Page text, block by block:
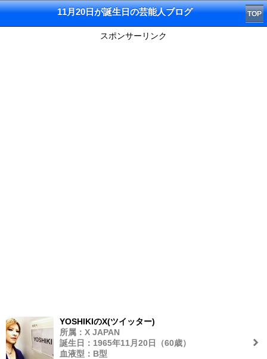
11月20日が誕生日の芸能人ブログ TOP
スポンサーリンク
YOSHIKIのX(ツイッター)
所属：X JAPAN
誕生日：1965年11月20日（60歳）
血液型：B型